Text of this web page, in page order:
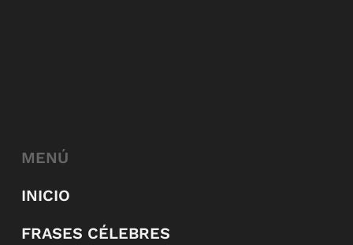
MENÚ
INICIO
FRASES CÉLEBRES